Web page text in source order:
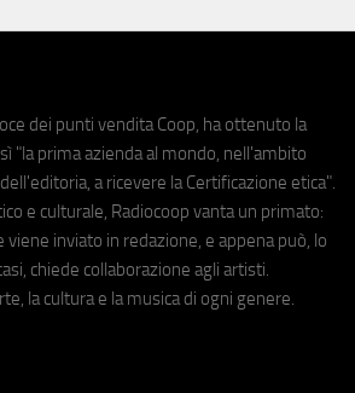
dei punti vendita Coop, ha ottenuto la
"la prima azienda al mondo, nell'ambito
a ricevere la Certificazione etica".
e culturale, Radiocoop vanta un primato:
inviato in redazione, e appena può, lo
chiede collaborazione agli artisti.
la cultura e la musica di ogni genere.